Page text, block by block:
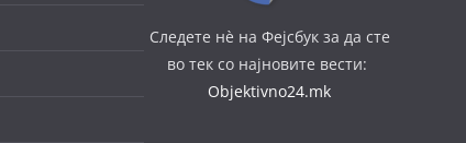
Следете нè на Фејсбук за да сте
во тек со најновите вести:
Objektivno24.mk